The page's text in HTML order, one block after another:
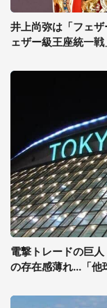
井上尚弥は「フェ
ェザー級王座統一
電撃トレードの巨
の存在感薄れ...「他